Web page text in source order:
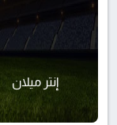
إنتر ميلان